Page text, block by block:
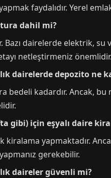
faydalıdır. Yerel
dahil mi?
dairelerde elektrik, su
netleştirmeniz önemlidir.
dairelerde depozito ne
bedeli kadardır. Ancak,
gibi) için eşyalı daire
kiralama yapmaktadır.
gerekebilir.
daireler güvenli mi?